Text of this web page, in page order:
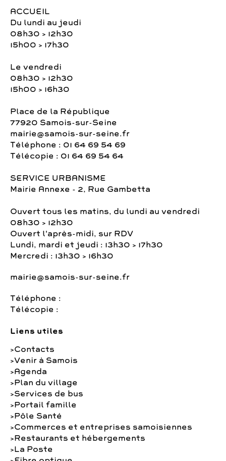
ACCUEIL
Du lundi au jeudi
08h30 > 12h30
15h00 > 17h30
Le vendredi
08h30 > 12h30
15h00 > 16h30
Place de la République
77920 Samois-sur-Seine
mairie@samois-sur-seine.fr
Téléphone : 01 64 69 54 69
Télécopie : 01 64 69 54 64
SERVICE URBANISME
Mairie Annexe - 2, Rue Gambetta
Ouvert tous les matins, du lundi au vendredi
08h30 > 12h30
Ouvert l'après-midi, sur RDV
Lundi, mardi et jeudi : 13h30 > 17h30
Mercredi : 13h30 > 16h30
mairie@samois-sur-seine.fr
Téléphone :
Télécopie :
Liens utiles
Contacts
Venir à Samois
Agenda
Plan du village
Services de bus
Portail famille
Pôle Santé
Commerces et entreprises samoisiennes
Restaurants et hébergements
La Poste